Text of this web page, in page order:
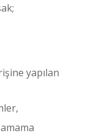
yapılan